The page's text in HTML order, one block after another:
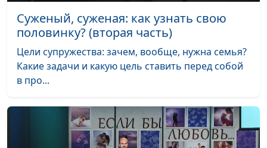
Суженый, суженая: как узнать свою
половинку? (вторая часть)
Цели супружества: зачем, вообще, нужна семья?
Какие задачи и какую цель ставить перед собой
в про...